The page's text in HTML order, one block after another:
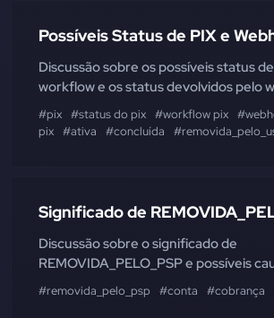
Possíveis Status de PIX e
Discussão sobre os possíveis status
workflow e os status devolvidos pelo
#pix #status do pix #workflow pix
pix #ativa #concluída
Significado de
Discussão sobre o significado de
REMOVIDA_PELO_PSP e possíveis
#removida_pelo_psp #conta #cobrança